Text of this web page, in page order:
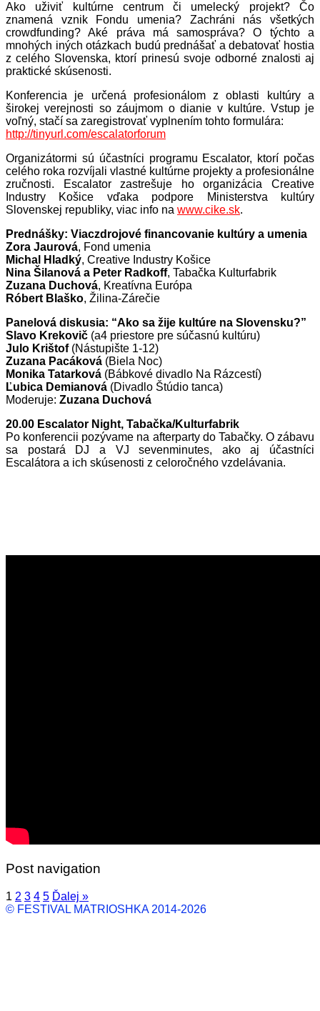
Ako uživiť kultúrne centrum či umelecký projekt? Čo
znamená vznik Fondu umenia? Zachráni nás všetkých
crowdfunding? Aké práva má samospráva? O týchto a
mnohých iných otázkach budú prednášať a debatovať hostia
z celého Slovenska, ktorí prinesú svoje odborné znalosti aj
praktické skúsenosti.
Konferencia je určená profesionálom z oblasti kultúry a
širokej verejnosti so záujmom o dianie v kultúre. Vstup je
voľný, stačí sa zaregistrovať vyplnením tohto formulára:
http://tinyurl.com/escalatorforum
Organizátormi sú účastníci programu Escalator, ktorí počas
celého roka rozvíjali vlastné kultúrne projekty a profesionálne
zručnosti. Escalator zastrešuje ho organizácia Creative
Industry Košice vďaka podpore Ministerstva kultúry
Slovenskej republiky, viac info na www.cike.sk.
Prednášky: Viaczdrojové financovanie kultúry a umenia
Zora Jaurová, Fond umenia
Michal Hladký, Creative Industry Košice
Nina Šilanová a Peter Radkoff, Tabačka Kulturfabrik
Zuzana Duchová, Kreatívna Európa
Róbert Blaško, Žilina-Zárečie
Panelová diskusia: “Ako sa žije kultúre na Slovensku?”
Slavo Krekovič (a4 priestore pre súčasnú kultúru)
Julo Krištof(Nástupište 1-12)
Zuzana Pacáková (Biela Noc)
Monika Tatarková (Bábkové divadlo Na Rázcestí)
Ľubica Demianová (Divadlo Štúdio tanca)
Moderuje: Zuzana Duchová
20.00 Escalator Night, Tabačka/Kulturfabrik
Po konferencii pozývame na afterparty do Tabačky. O zábavu
sa postará DJ a VJ sevenminutes, ako aj účastníci
Escalátora a ich skúsenosti z celoročného vzdelávania.
Post navigation
1 2 3 4 5 Ďalej »
​​​​© FESTIVAL MATRIOSHKA 2014-2026